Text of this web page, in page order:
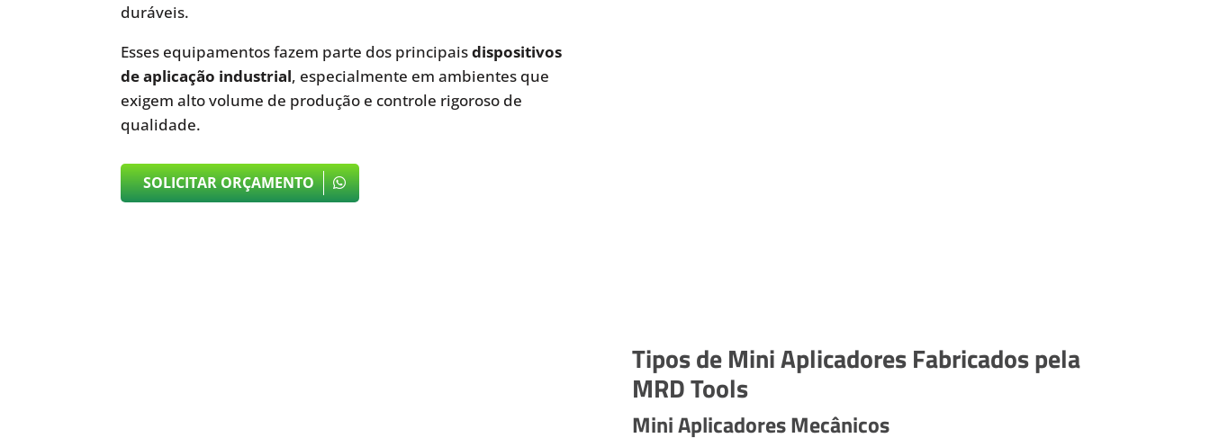
duráveis.
Esses equipamentos fazem parte dos principaisdispositivos
de aplicação industrial, especialmente em ambientes que
exigem alto volume de produção e controle rigoroso de
qualidade.
SOLICITAR ORÇAMENTO
Tipos de Mini Aplicadores Fabricados pela
MRD Tools
Mini Aplicadores Mecânicos